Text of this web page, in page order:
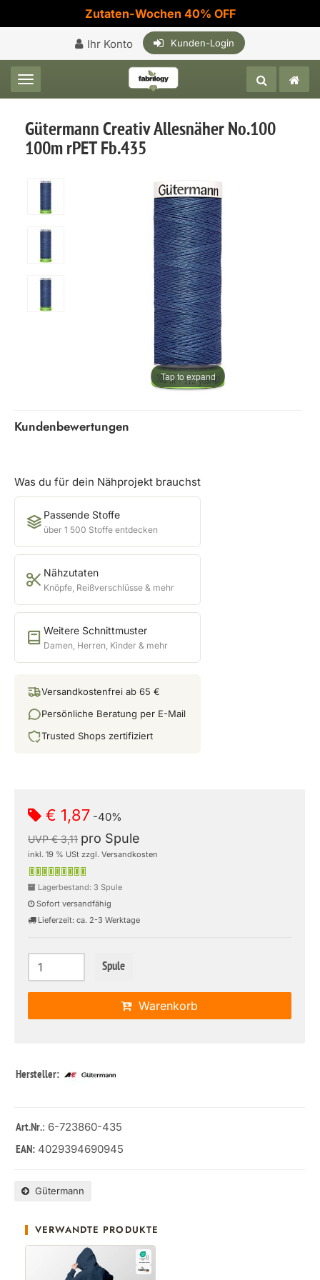
Zutaten-Wochen 40% OFF
Ihr Konto Kunden-Login
Toggle navigation
Gütermann Creativ Allesnäher No.100
100m rPET Fb.435
Tap to expand
Kundenbewertungen
Was du für dein Nähprojekt brauchst
Passende Stoffe
über 1 500 Stoffe entdecken
Nähzutaten
Knöpfe, Reißverschlüsse & mehr
Weitere Schnittmuster
Damen, Herren, Kinder & mehr
Versandkostenfrei ab 65 €
Persönliche Beratung per E-Mail
Trusted Shops zertifiziert
€ 1,87 -40%
UVP € 3,11 pro Spule
inkl. 19 % USt zzgl. Versandkosten
Lagerbestand: 3 Spule
Sofort versandfähig
Lieferzeit: ca. 2-3 Werktage
Spule
Warenkorb
Hersteller:
Art.Nr.: 6-723860-435
EAN: 4029394690945
Gütermann
VERWANDTE PRODUKTE